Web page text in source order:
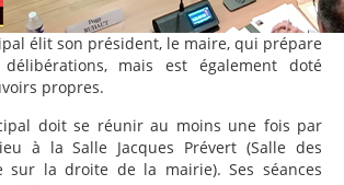
élit son président, le maire, qui prépare
mais est également doté
propres.
doit se réunir au moins une fois par
à la Salle Jacques Prévert (Salle des
sur la droite de la mairie). Ses séances